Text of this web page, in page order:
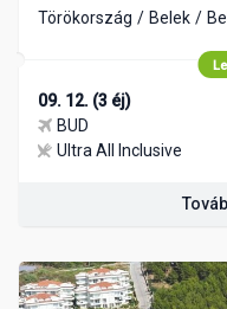
Törökország Belek
09. 12. (3 éj)
BUD
Ultra All Inclusive